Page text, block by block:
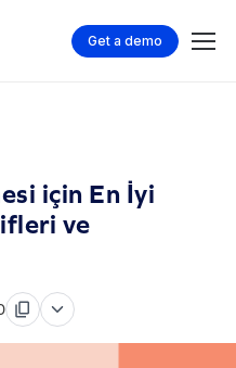
Get a demo
için En İyi
ve